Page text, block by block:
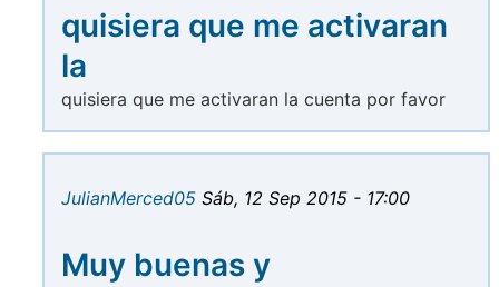
quisiera que me activaran
la
quisiera que me activaran la cuenta por favor
JulianMerced05 Sáb, 12 Sep 2015 - 17:00
Muy buenas y